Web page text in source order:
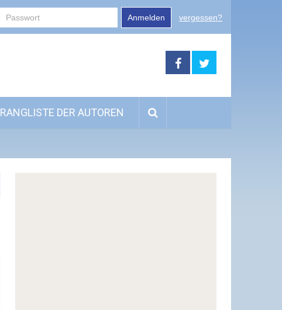
Anmelden vergessen?
RANGLISTE DER AUTOREN